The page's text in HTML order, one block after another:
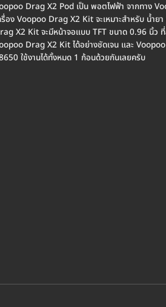
Drag X2 Pod เป็น พอตไฟฟ้า จากทาง
รื่อง Voopoo Drag X2 Kit จะเหมาะสำหรับ น้ำ
X2 Kit จะมีหน้าจอแบบ TFT ขนาด 0.96 นิ้ว
Drag X2 Kit ได้อย่างชัดเจน และ
ใช้งานได้ทั้งหมด 1 ก้อนด้วยกันเลยครับ